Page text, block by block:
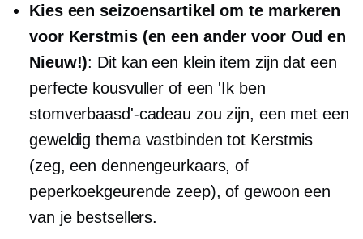
Kies een seizoensartikel om te markeren
voor Kerstmis (en een ander voor Oud en
Nieuw!): Dit kan een klein item zijn dat een
perfecte kousvuller of een 'Ik ben
stomverbaasd'-cadeau zou zijn, een met een
geweldig thema vastbinden tot Kerstmis
(zeg, een dennengeurkaars, of
peperkoekgeurende zeep), of gewoon een
van je bestsellers.